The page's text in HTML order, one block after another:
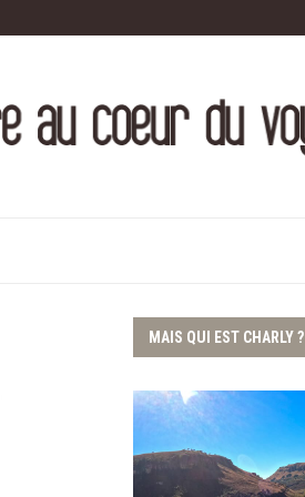
MAIS QUI EST CHARLY ?